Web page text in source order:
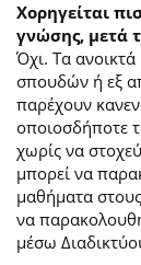
Χορηγείται
γνώσης, μετά
Όχι. Τα
σπουδών ή εξ
παρέχουν
οποιοσδήποτε
χωρίς να
μπορεί να
μαθήματα
να
μέσω